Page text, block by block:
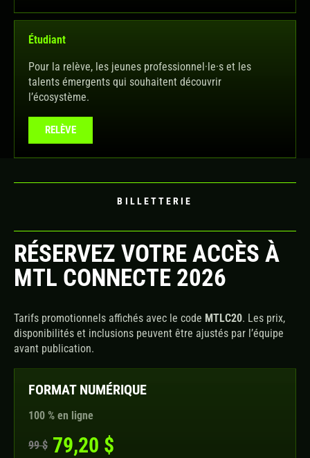
Étudiant
Pour la relève, les jeunes professionnel·le·s et les
talents émergents qui souhaitent découvrir
l’écosystème.
RELÈVE
BILLETTERIE
RÉSERVEZ VOTRE ACCÈS À
MTL CONNECTE 2026
Tarifs promotionnels affichés avec le code MTLC20. Les prix,
disponibilités et inclusions peuvent être ajustés par l’équipe
avant publication.
FORMAT NUMÉRIQUE
100 % en ligne
99 $ 79,20 $